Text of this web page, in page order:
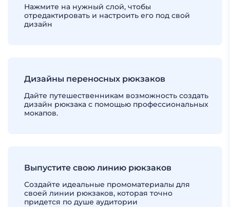
Нажмите на нужный слой, чтобы
отредактировать и настроить его под свой
дизайн
Дизайны переносных рюкзаков
Дайте путешественникам возможность создать
дизайн рюкзака с помощью профессиональных
мокапов.
Выпустите свою линию рюкзаков
Создайте идеальные промоматериалы для
своей линии рюкзаков, которая точно
придется по душе аудитории